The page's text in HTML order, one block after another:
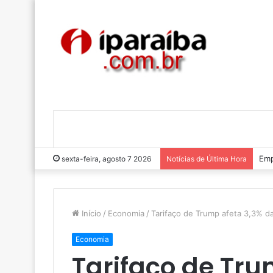
sexta-feira, agosto 7 2026 Notícias de Última Hora
Início / Economia / Tarifaço de Trump afeta 3,3%
Economia